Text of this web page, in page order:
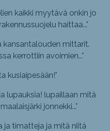
kaikki myytävä onkin jo
haittaa..."
kansantalouden mittarit.
kerrottiin avoimien..."
kusiaipesään!"
lupauksia! lupaillaan mitä
jonnekki..."
ja timatteja ja mitä niitä